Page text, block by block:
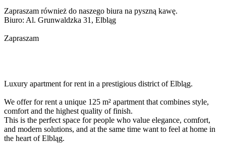
Zapraszam również do naszego biura na pyszną kawę.
Biuro: Al. Grunwaldzka 31, Elbląg
Zapraszam
Luxury apartment for rent in a prestigious district of Elbląg.
We offer for rent a unique 125 m² apartment that combines style,
comfort and the highest quality of finish.
This is the perfect space for people who value elegance, comfort,
and modern solutions, and at the same time want to feel at home in
the heart of Elbląg.